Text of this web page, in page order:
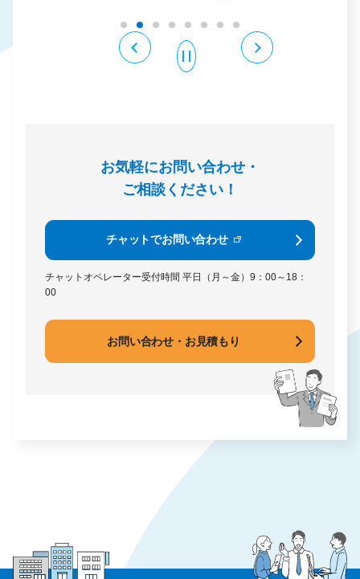
お気軽にお問い合わせ・
ご相談ください！
チャットでお問い合わせ
チャットオペレーター受付時間 平日（月～金）9：00～18：
00
お問い合わせ・お見積もり